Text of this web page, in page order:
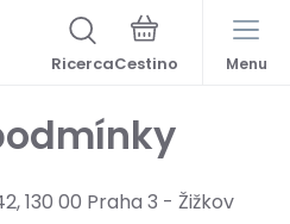
Ricerca Menu
130 00 Praha 3 - Žižkov